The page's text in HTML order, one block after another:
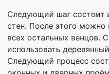
Следующий шаг состоит
стен. После этого можно
всех остальных венцов.
использовать
Следующий процесс